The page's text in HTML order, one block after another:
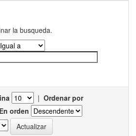
la busqueda.
| Ordenar por
En orden